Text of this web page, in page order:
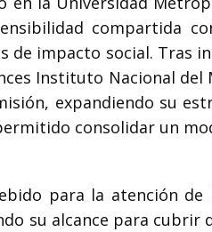
compartida
de impacto social. Tras
Instituto Nacional del
expandiendo su
consolidar un
para la atención
su alcance para cubrir